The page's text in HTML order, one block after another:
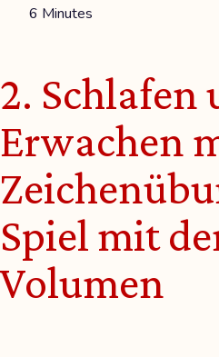
6 Minutes
2. Schlafen
Erwachen
Spiel mit
Volumen